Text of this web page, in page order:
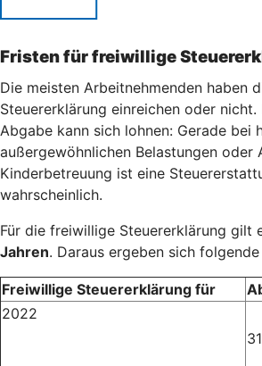
Fristen für freiwillige
Die meisten Arbeitnehmenden haben
Steuererklärung einreichen oder
Abgabe kann sich lohnen: Gerade bei
außergewöhnlichen Belastungen oder
Kinderbetreuung ist eine
wahrscheinlich.
Für die freiwillige Steuererklärung gilt
Jahren. Daraus ergeben sich
Freiwillige Steuererklärung für
2022